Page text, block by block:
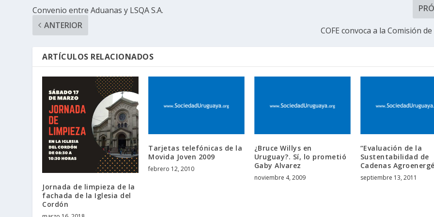
Convenio entre Aduanas y LSQA S.A.
ANTERIOR
COFE convoca a la Comisión
ARTÍCULOS RELACIONADOS
Jornada de limpieza de la
fachada de la Iglesia del
Cordón
Tarjetas telefónicas de la
Movida Joven 2009
febrero 12, 2010
¿Bruce Willys en
Uruguay?. Sí, lo prometió
Gaby Alvarez
noviembre 4, 2009
“Evaluación de la
Sustentabilidad de
Cadenas
septiembre 13, 2011